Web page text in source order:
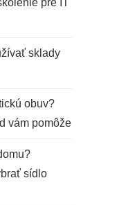
pre IT
sklady
obuv?
vám pomôže
sídlo